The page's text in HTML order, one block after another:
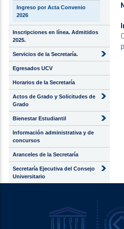
Ingreso por Acta Convenio
2026
Inscripciones en línea. Admitidos
2025.
Servicios de la Secretaría.
Egresados UCV
Horarios de la Secretaría
Actos de Grado y Solicitudes de
Grado
Bienestar Estudiantil
Información administrativa y de
concursos
Aranceles de la Secretaría
Secretaría Ejecutiva del Consejo
Universitario